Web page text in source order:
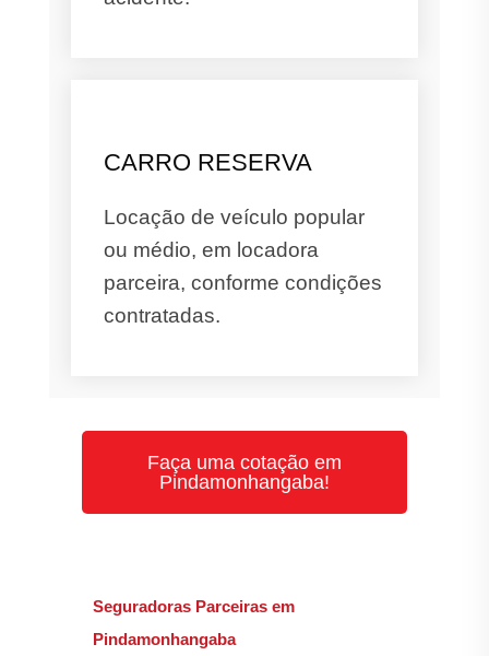
CARRO RESERVA
Locação de veículo popular
ou médio, em locadora
parceira, conforme condições
contratadas.
Faça uma cotação em
Pindamonhangaba!
Seguradoras Parceiras em
Pindamonhangaba